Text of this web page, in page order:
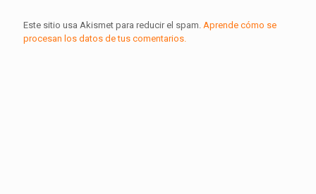
Este sitio usa Akismet para reducir el spam. Aprende cómo se
procesan los datos de tus comentarios.